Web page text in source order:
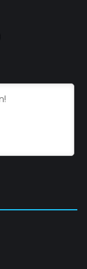
Tập 36
Tập 42